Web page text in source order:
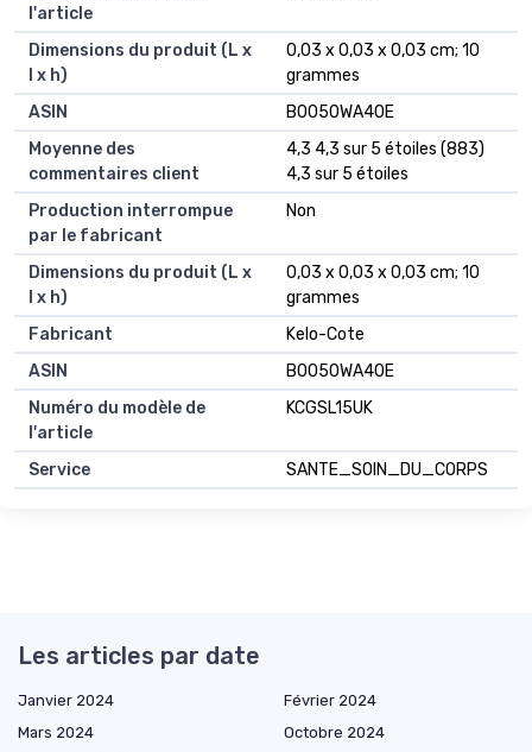
l'article
Dimensions du produit (L x
l x h)
‎0,03 x 0,03 x 0,03 cm; 10
grammes
ASIN
‎B0050WA40E
Moyenne des
commentaires client
4,3 4,3 sur 5 étoiles (883)
4,3 sur 5 étoiles
Production interrompue
par le fabricant
Non
Dimensions du produit (L x
l x h)
0,03 x 0,03 x 0,03 cm; 10
grammes
Fabricant
Kelo-Cote
ASIN
B0050WA40E
Numéro du modèle de
l'article
KCGSL15UK
Service SANTE_SOIN_DU_CORPS
Les articles par date
Janvier 2024
Février 2024
Mars 2024
Octobre 2024